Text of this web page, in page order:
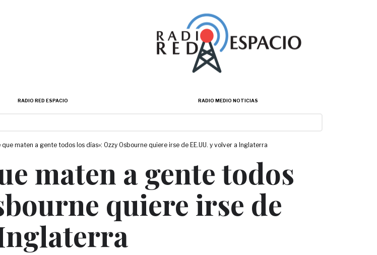
RADIO RED ESPACIO RADIO MEDIO NOTICIAS
que maten a gente todos los días»: Ozzy Osbourne quiere irse de EE.UU. y volver a Inglaterra
maten a gente todos
quiere irse de